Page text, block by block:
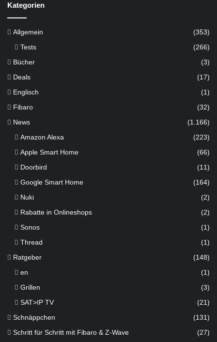
Kategorien
Allgemein (353)
Tests (266)
Bücher (3)
Deals (17)
Englisch (1)
Fibaro (32)
News (1.166)
Amazon Alexa
(223)
Apple Smart Home
(66)
Doorbird
(11)
Google Smart Home
(164)
Nuki
(2)
Rabatte in Onlineshops
(2)
Sonos
(1)
Thread
(1)
Ratgeber (148)
en
(1)
Grillen
(3)
SAT>IP TV
(21)
Schnäppchen (131)
Schritt für Schritt mit Fibaro & Z-Wave (27)